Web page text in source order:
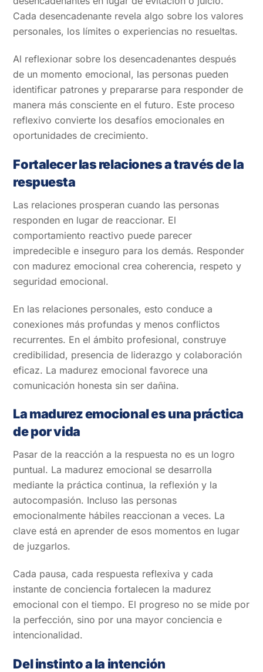
Cada desencadenante revela algo sobre los valores
personales, los límites o experiencias no resueltas.
Al reflexionar sobre los desencadenantes después
de un momento emocional, las personas pueden
identificar patrones y prepararse para responder de
manera más consciente en el futuro. Este proceso
reflexivo convierte los desafíos emocionales en
oportunidades de crecimiento.
Fortalecer las relaciones a través de la
respuesta
Las relaciones prosperan cuando las personas
responden en lugar de reaccionar. El
comportamiento reactivo puede parecer
impredecible e inseguro para los demás. Responder
con madurez emocional crea coherencia, respeto y
seguridad emocional.
En las relaciones personales, esto conduce a
conexiones más profundas y menos conflictos
recurrentes. En el ámbito profesional, construye
credibilidad, presencia de liderazgo y colaboración
eficaz. La madurez emocional favorece una
comunicación honesta sin ser dañina.
La madurez emocional es una práctica
de por vida
Pasar de la reacción a la respuesta no es un logro
puntual. La madurez emocional se desarrolla
mediante la práctica continua, la reflexión y la
autocompasión. Incluso las personas
emocionalmente hábiles reaccionan a veces. La
clave está en aprender de esos momentos en lugar
de juzgarlos.
Cada pausa, cada respuesta reflexiva y cada
instante de conciencia fortalecen la madurez
emocional con el tiempo. El progreso no se mide por
la perfección, sino por una mayor conciencia e
intencionalidad.
Del instinto a la intención